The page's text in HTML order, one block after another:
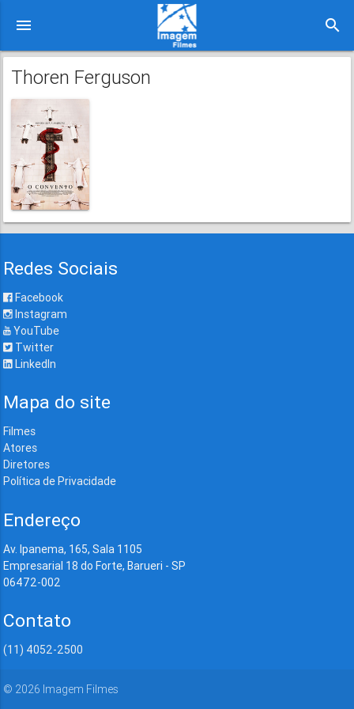
menu search
Thoren Ferguson
Redes Sociais
Facebook
Instagram
YouTube
Twitter
LinkedIn
Mapa do site
Filmes
Atores
Diretores
Política de Privacidade
Endereço
Av. Ipanema, 165, Sala 1105
Empresarial 18 do Forte, Barueri - SP
06472-002
Contato
(11) 4052-2500
© 2026 Imagem Filmes